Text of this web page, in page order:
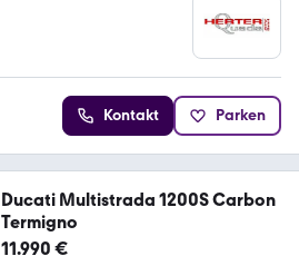
Kontakt Parken
Ducati Multistrada 1200S Carbon
Termigno
11.990 €